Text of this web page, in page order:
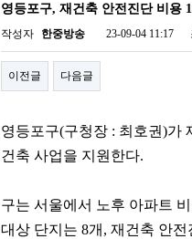
탑-
시
리
스
구
미
프
진
미
프
진
영등포구, 재건축 안전진단 비용
작성자 한중방송 23-09-04 11:17
이전글 다음글
영등포구(구청장 : 최호권)가
건축 사업을 지원한다.
구는 서울에서 노후 아파트
대상 단지는 8개, 재건축 안